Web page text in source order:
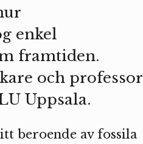
enkel
framtiden.
och professor
Uppsala.
beroende av fossila